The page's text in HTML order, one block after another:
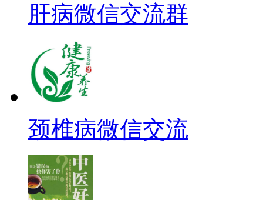
肝病微信交流群
颈椎病微信交流